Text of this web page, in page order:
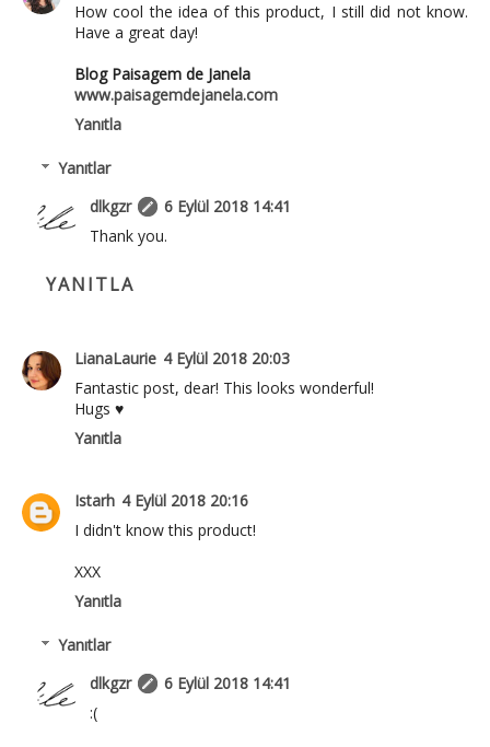
How cool the idea of this product, I still did not know.
Have a great day!
Blog Paisagem de Janela
www.paisagemdejanela.com
Yanıtla
Yanıtlar
dlkgzr
6 Eylül 2018 14:41
Thank you.
YANITLA
LianaLaurie 4 Eylül 2018 20:03
Fantastic post, dear! This looks wonderful!
Hugs ♥
Yanıtla
Istarh 4 Eylül 2018 20:16
I didn't know this product!
XXX
Yanıtla
Yanıtlar
dlkgzr
6 Eylül 2018 14:41
:(